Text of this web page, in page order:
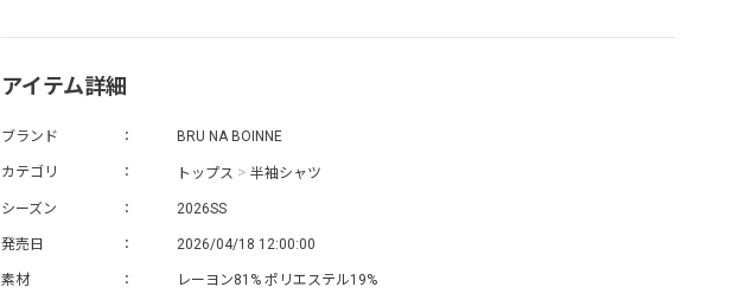
アイテム詳細
ブランド BRU NA BOINNE
カテゴリ トップス > 半袖シャツ
シーズン 2026SS
発売日 2026/04/18 12:00:00
素材 レーヨン81% ポリエステル19%